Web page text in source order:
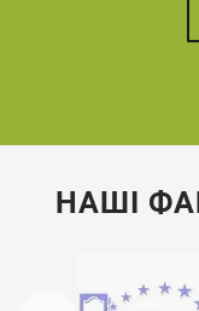
НАШІ